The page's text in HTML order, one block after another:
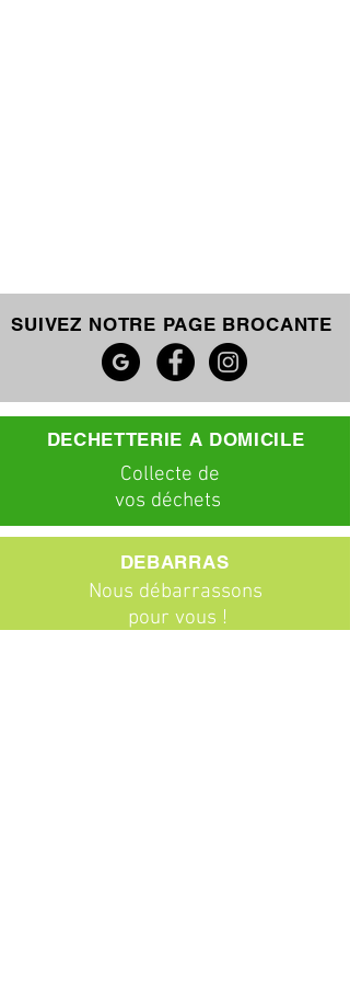
SUIVEZ NOTRE PAGE BROCANTE
DECHETTERIE A DOMICILE
Collecte de
vos déchets
DEBARRAS
Nous débarrassons
pour vous !